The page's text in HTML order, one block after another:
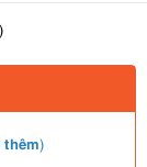
thêm)